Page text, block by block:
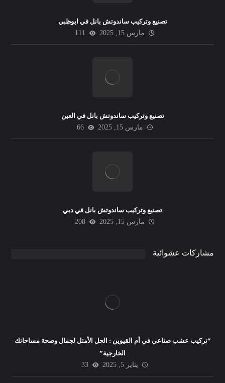
تصنيع وتركيب ساندوتش بانل في ابوظبي
مارس 15, 2025
111
تصنيع وتركيب ساندوتش بانل في العين
مارس 15, 2025
66
تصنيع وتركيب ساندوتش بانل في دبي
مارس 15, 2025
208
مشاركات عشوائية
“تركيب عشب صناعي في أم القيوين : الحل الأمثل لجمال وصحة مساحاتك
الخارجية”
يناير 5, 2025
33